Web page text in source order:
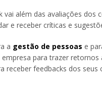
vai além das avaliações
e receber críticas e
a gestão de pessoas e
para trazer
receber feedbacks dos